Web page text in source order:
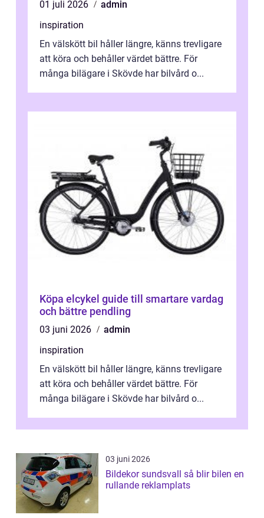
01 juli 2026
admin
inspiration
En välskött bil håller längre, känns trevligare
att köra och behåller värdet bättre. För
många bilägare i Skövde har bilvård o...
Köpa elcykel guide till smartare vardag
och bättre pendling
03 juni 2026
admin
inspiration
En välskött bil håller längre, känns trevligare
att köra och behåller värdet bättre. För
många bilägare i Skövde har bilvård o...
03 juni 2026
Bildekor sundsvall så blir bilen en
rullande reklamplats